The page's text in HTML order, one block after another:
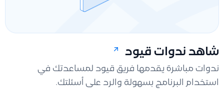
شاهد ندوات قيود
ندوات مباشرة يقدمها فريق قيود لمساعدتك في
استخدام البرنامج بسهولة والرد على أسئلتك.